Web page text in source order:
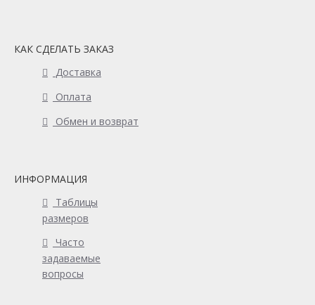
КАК СДЕЛАТЬ ЗАКАЗ
Доставка
Оплата
Обмен и возврат
ИНФОРМАЦИЯ
Таблицы
размеров
Часто
задаваемые
вопросы